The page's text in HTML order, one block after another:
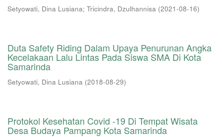
Setyowati, Dina Lusiana; Tricindra, Dzulhannisa (2021-08-16)
Duta Safety Riding Dalam Upaya Penurunan Angka
Kecelakaan Lalu Lintas Pada Siswa SMA Di Kota
Samarinda
Setyowati, Dina Lusiana (2018-08-29)
Protokol Kesehatan Covid -19 Di Tempat Wisata
Desa Budaya Pampang Kota Samarinda